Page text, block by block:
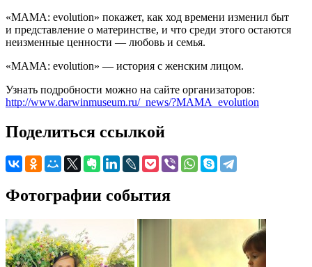
«MАМА: evolution» покажет, как ход времени изменил быт
и представление о материнстве, и что среди этого остаются
неизменные ценности — любовь и семья.
«MАМА: evolution» — история с женским лицом.
Узнать подробности можно на сайте организаторов:
http://www.darwinmuseum.ru/_news/?MAMA_evolution
Поделиться ссылкой
Фотографии события